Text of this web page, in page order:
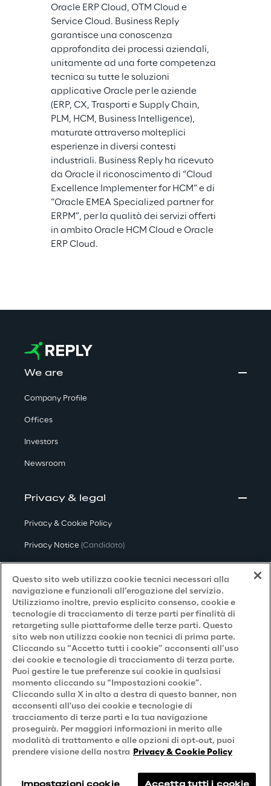
Oracle ERP Cloud, OTM Cloud e
Service Cloud. Business Reply
garantisce una conoscenza
approfondita dei processi aziendali,
unitamente ad una forte competenza
tecnica su tutte le soluzioni
applicative Oracle per le aziende
(ERP, CX, Trasporti e Supply Chain,
PLM, HCM, Business Intelligence),
maturate attraverso molteplici
esperienze in diversi contesti
industriali. Business Reply ha ricevuto
da Oracle il riconoscimento di “Cloud
Excellence Implementer for HCM” e di
“Oracle EMEA Specialized partner for
ERPM”, per la qualità dei servizi offerti
in ambito Oracle HCM Cloud e Oracle
ERP Cloud.
We are
Company Profile
Offices
Investors
Newsroom
Privacy & legal
Privacy & Cookie Policy
Privacy Notice (Candidato)
Privacy Notice(Fornitore)
Privacy Notice (Marketing)
Accessibilità
Careers
Contacts
Questo sito web utilizza cookie tecnici necessari alla
navigazione e funzionali all’erogazione del servizio.
Utilizziamo inoltre, previo esplicito consenso, cookie e
tecnologie di tracciamento di terze parti per finalità di
retargeting sulle piattaforme delle terze parti. Questo
sito web non utilizza cookie non tecnici di prima parte.
Cliccando su “Accetto tutti i cookie” acconsenti all’uso
dei cookie e tecnologie di tracciamento di terza parte.
Puoi gestire le tue preferenze sui cookie in qualsiasi
momento cliccando su “Impostazioni cookie”.
Cliccando sulla X in alto a destra di questo banner, non
acconsenti all'uso dei cookie e tecnologie di
tracciamento di terze parti e la tua navigazione
proseguirà. Per maggiori informazioni in merito alle
modalità di trattamento e alle opzioni di opt-out, puoi
prendere visione della nostra Privacy & Cookie Policy